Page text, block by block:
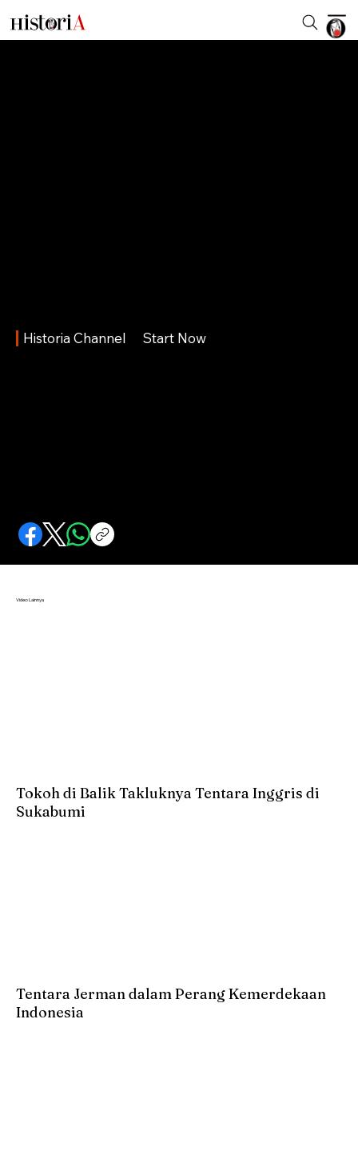
Historia Channel Start Now
Video Lainnya
Tokoh di Balik Takluknya Tentara Inggris di
Sukabumi
Tentara Jerman dalam Perang Kemerdekaan
Indonesia